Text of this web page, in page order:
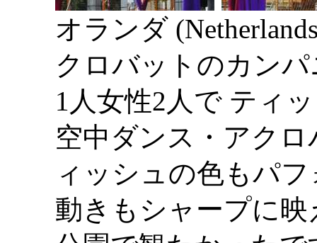
オランダ
クロバットのカン
1人女性2人で ティ
空中ダンス・アク
ィッシュの色もパ
動きもシャープに